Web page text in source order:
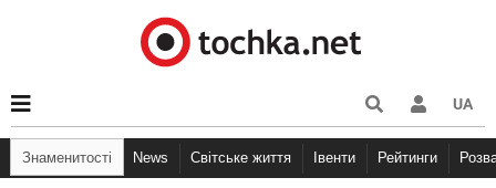
UA
Знаменитості News Світське життя Івенти Рейтинги